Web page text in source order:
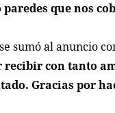
que nos
sumó al anuncio
con tanto
Gracias por